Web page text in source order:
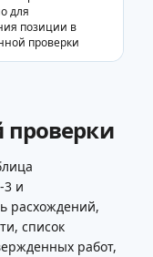
для
позиции в
проверки
проверки
3 и
расхождений,
список
работ,